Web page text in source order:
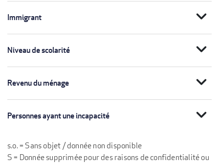
Immigrant expand_more
Niveau de scolarité expand_more
Revenu du ménage expand_more
Personnes ayant une incapacité expand_more
s.o. = Sans objet / donnée non disponible
S = Donnée supprimée pour des raisons de confidentialité ou